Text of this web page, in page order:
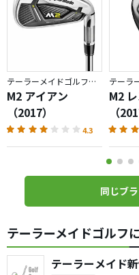
テーラーメイドゴルフ／M2
M2 アイアン
（2017）
4.3
M2
（
同じブ
テーラーメイドゴルフ
テーラーメイド